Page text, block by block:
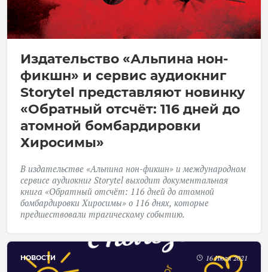
Издательство «Альпина нон-
фикшн» и сервис аудиокниг
Storytel представляют новинку
«Обратный отсчёт: 116 дней до
атомной бомбардировки
Хиросимы»
В издательстве «Альпина нон-фикшн» и международном
сервисе аудиокниг Storytel выходит документальная
книга «Обратный отсчёт: 116 дней до атомной
бомбардировки Хиросимы» о 116 днях, которые
предшествовали трагическому событию.
НОВОСТИ 16 Июля 2021